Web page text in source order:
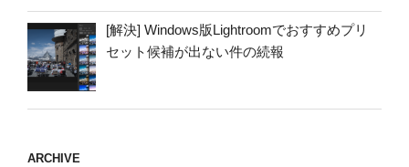
[解決] Windows版Lightroomでおすすめプリ
セット候補が出ない件の続報
ARCHIVE